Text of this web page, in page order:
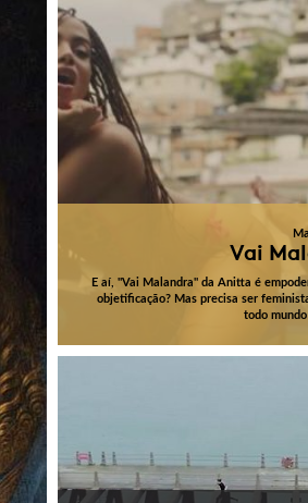
Vai
E aí, "Vai Malandra" da Anitta é
objetificação? Mas precisa ser
todo